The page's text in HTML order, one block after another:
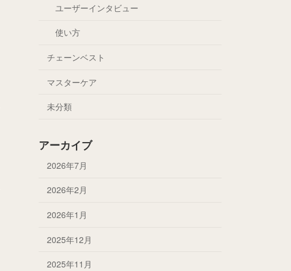
ユーザーインタビュー
使い方
チェーンベスト
マスターケア
未分類
アーカイブ
2026年7月
2026年2月
2026年1月
2025年12月
2025年11月